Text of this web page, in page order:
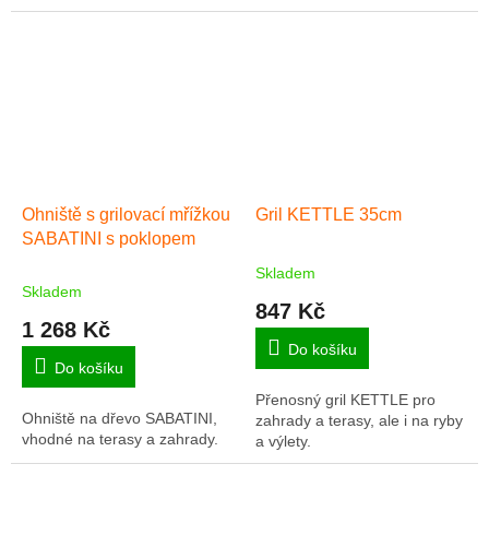
Ohniště s grilovací mřížkou
SABATINI s poklopem
Skladem
1 268 Kč
Do košíku
Ohniště na dřevo SABATINI,
vhodné na terasy a zahrady.
Gril KETTLE 35cm
Průměrné
produktu
5,0
5
hvězdiček.
Skladem
847 Kč
Do košíku
Přenosný gril KETTLE pro
zahrady a terasy, ale i na ryby
a výlety.